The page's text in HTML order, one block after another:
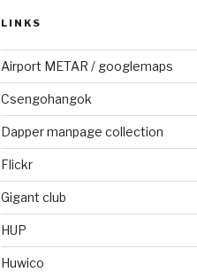
LINKS
Airport METAR / googlemaps
Csengohangok
Dapper manpage collection
Flickr
Gigant club
HUP
Huwico